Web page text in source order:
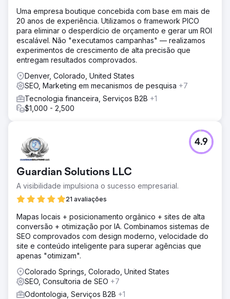
Uma empresa boutique concebida com base em mais de
20 anos de experiência. Utilizamos o framework PICO
para eliminar o desperdício de orçamento e gerar um ROI
escalável. Não "executamos campanhas" — realizamos
experimentos de crescimento de alta precisão que
entregam resultados comprovados.
Denver, Colorado, United States
SEO, Marketing em mecanismos de pesquisa +7
Tecnologia financeira, Serviços B2B +1
$1,000 - 2,500
Guardian Solutions LLC
A visibilidade impulsiona o sucesso empresarial.
21 avaliações
4.9
Mapas locais + posicionamento orgânico + sites de alta
conversão + otimização por IA. Combinamos sistemas de
SEO comprovados com design moderno, velocidade do
site e conteúdo inteligente para superar agências que
apenas "otimizam".
Colorado Springs, Colorado, United States
SEO, Consultoria de SEO +7
Odontologia, Serviços B2B +1